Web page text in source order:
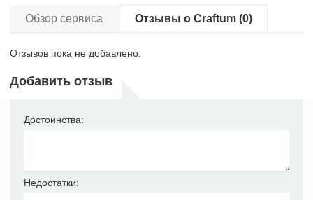
Обзор сервиса Отзывы о Craftum (0)
Отзывов пока не добавлено.
Добавить отзыв
Достоинства:
Недостатки: